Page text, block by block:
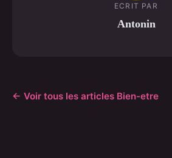
ECRIT PAR
Antonin
← Voir tous les articles Bien-etre